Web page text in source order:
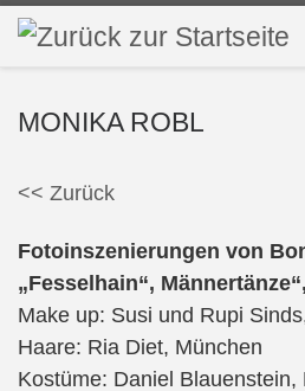
Zum Inhalt springen
MONIKA ROBL
<< Zurück
Fotoinszenierungen von
„Fesselhain“,
Make up: Susi und Rupi
Haare: Ria Diet, München
Kostüme: Daniel Blauenstein,